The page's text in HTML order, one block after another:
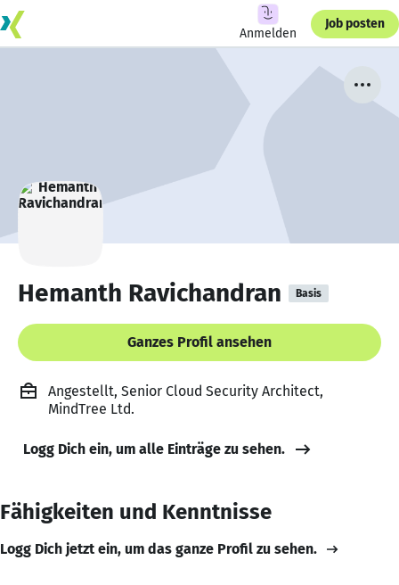
Anmelden
Job posten
Hemanth Ravichandran Basis
Ganzes Profil ansehen
Angestellt, Senior Cloud Security Architect,
MindTree Ltd.
Logg Dich ein, um alle Einträge zu sehen.
Fähigkeiten und Kenntnisse
Logg Dich jetzt ein, um das ganze Profil zu sehen.